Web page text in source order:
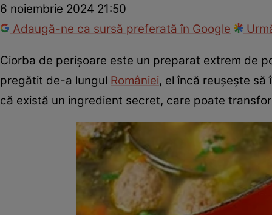
6 noiembrie 2024 21:50
Adaugă-ne ca sursă preferată în Google
Ciorba de perișoare este un preparat extrem de
pregătit de-a lungul României, el încă reușește
că există un ingredient secret, care poate